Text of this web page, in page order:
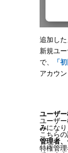
追加し
新規ユ
で、
「
アカウ
ユーザ
ユーザ
みになり
こちら
管理者
特権管